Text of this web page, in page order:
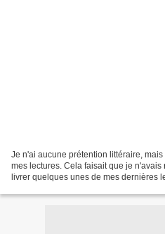
Je n'ai aucune prétention littéraire,
mes lectures. Cela faisait que je
livrer quelques unes de mes dernières